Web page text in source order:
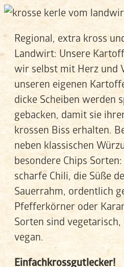
Regional, extra kross
Landwirt: Unsere
wir selbst mit Herz und
unseren eigenen
dicke Scheiben werden
gebacken, damit sie
krossen Biss erhalten.
neben klassischen
besondere Chips
scharfe Chili, die Süße
Sauerrahm, ordentlich
Pfefferkörner oder
Sorten sind
vegan.
Einfachkrossgutlecker!